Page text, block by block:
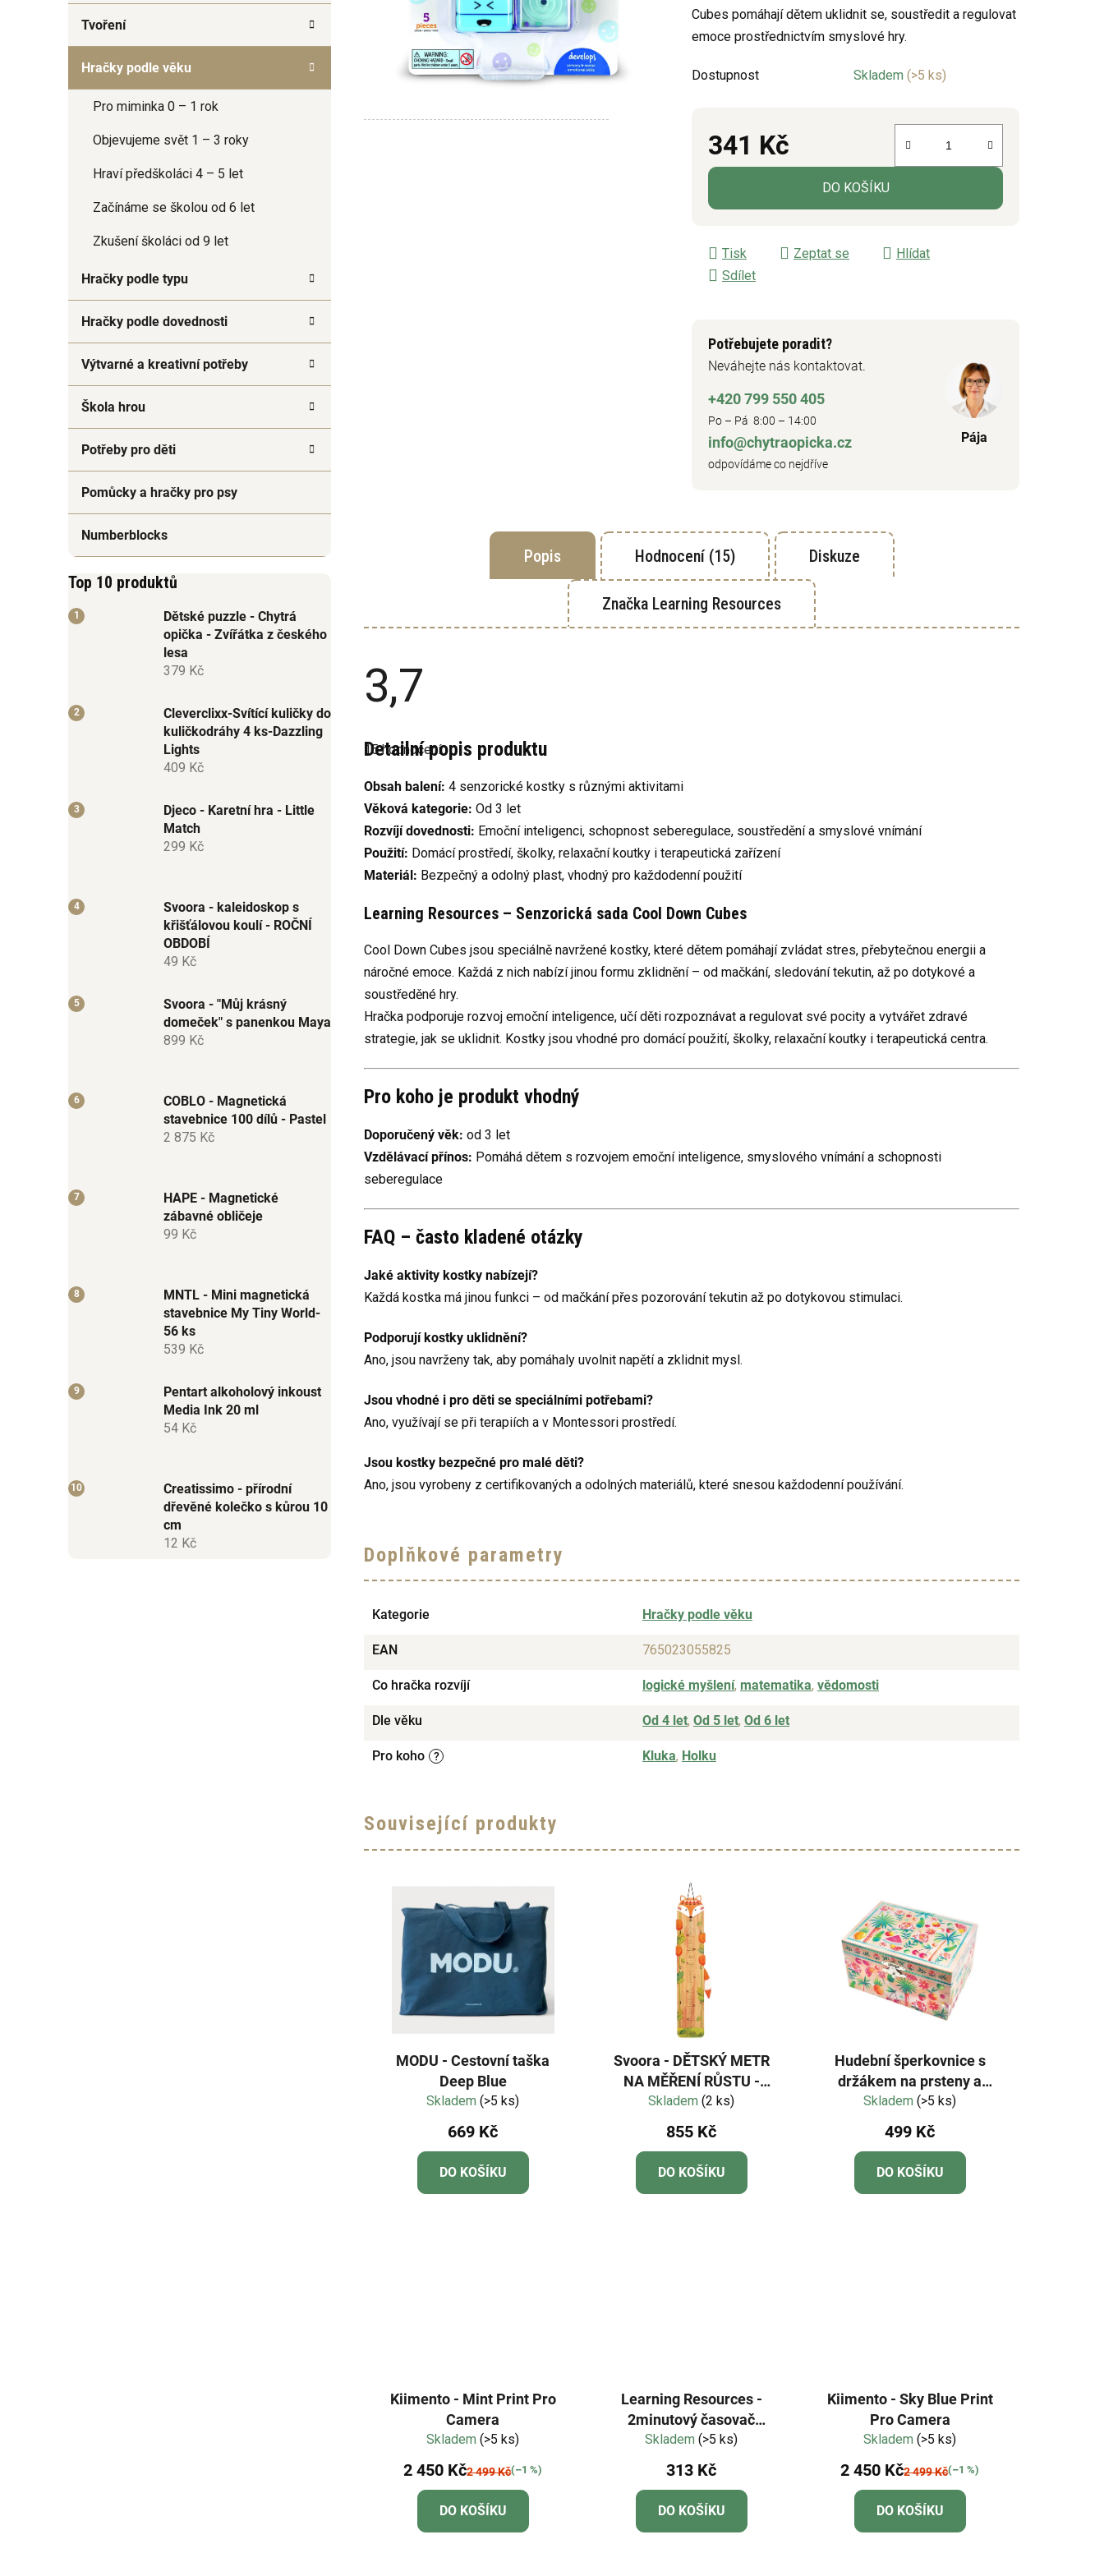
Tvoření
Hračky podle věku
Pro miminka 0 – 1 rok
Objevujeme svět 1 – 3 roky
Hraví předškoláci 4 – 5 let
Začínáme se školou od 6 let
Zkušení školáci od 9 let
Hračky podle typu
Hračky podle dovednosti
Výtvarné a kreativní potřeby
Škola hrou
Potřeby pro děti
Pomůcky a hračky pro psy
Numberblocks
Top 10 produktů
Dětské puzzle - Chytrá
opička - Zvířátka z českého
lesa
379 Kč
Cleverclixx-Svítící kuličky do
kuličkodráhy 4 ks-Dazzling
Lights
409 Kč
Djeco - Karetní hra - Little
Match
299 Kč
Svoora - kaleidoskop s
křišťálovou koulí - ROČNÍ
OBDOBÍ
49 Kč
Svoora - "Můj krásný
domeček" s panenkou Maya
899 Kč
COBLO - Magnetická
stavebnice 100 dílů - Pastel
2 875 Kč
HAPE - Magnetické
zábavné obličeje
99 Kč
MNTL - Mini magnetická
stavebnice My Tiny World-
56 ks
539 Kč
Pentart alkoholový inkoust
Media Ink 20 ml
54 Kč
Creatissimo - přírodní
dřevěné kolečko s kůrou 10
cm
12 Kč
3,7
z
hvězdiček.
Cubes pomáhají dětem uklidnit se, soustředit a regulovat
emoce prostřednictvím smyslové hry.
Dostupnost Skladem (>5 ks)
341 Kč
Měrná cena:
DO KOŠÍKU
Tisk Zeptat se
Hlídat
Sdílet
Potřebujete poradit?
Neváhejte nás kontaktovat.
+420 799 550 405
Po – Pá 8:00 – 14:00
info@chytraopicka.cz
odpovídáme co nejdříve
Pája
Popis Hodnocení (15) Diskuze
Značka Learning Resources
3,7
hodnocení
produktu
3,7
z
5
hvězdiček.
15 hodnocení
Detailní popis produktu
Obsah balení: 4 senzorické kostky s různými aktivitami
Věková kategorie: Od 3 let
Rozvíjí dovednosti: Emoční inteligenci, schopnost seberegulace, soustředění a smyslové vnímání
Použití: Domácí prostředí, školky, relaxační koutky i terapeutická zařízení
Materiál: Bezpečný a odolný plast, vhodný pro každodenní použití
Learning Resources – Senzorická sada Cool Down Cubes
Cool Down Cubes jsou speciálně navržené kostky, které dětem pomáhají zvládat stres, přebytečnou energii a
náročné emoce. Každá z nich nabízí jinou formu zklidnění – od mačkání, sledování tekutin, až po dotykové a
soustředěné hry.
Hračka podporuje rozvoj emoční inteligence, učí děti rozpoznávat a regulovat své pocity a vytvářet zdravé
strategie, jak se uklidnit. Kostky jsou vhodné pro domácí použití, školky, relaxační koutky i terapeutická centra.
Pro koho je produkt vhodný
Doporučený věk: od 3 let
Vzdělávací přínos: Pomáhá dětem s rozvojem emoční inteligence, smyslového vnímání a schopnosti
seberegulace
FAQ – často kladené otázky
Jaké aktivity kostky nabízejí?
Každá kostka má jinou funkci – od mačkání přes pozorování tekutin až po dotykovou stimulaci.
Podporují kostky uklidnění?
Ano, jsou navrženy tak, aby pomáhaly uvolnit napětí a zklidnit mysl.
Jsou vhodné i pro děti se speciálními potřebami?
Ano, využívají se při terapiích a v Montessori prostředí.
Jsou kostky bezpečné pro malé děti?
Ano, jsou vyrobeny z certifikovaných a odolných materiálů, které snesou každodenní používání.
Doplňkové parametry
Kategorie Hračky podle věku
EAN 765023055825
Co hračka rozvíjí logické myšlení, matematika, vědomosti
Dle věku Od 4 let, Od 5 let, Od 6 let
?
Pro koho Kluka, Holku
Související produkty
MODU - Cestovní taška
Deep Blue
Skladem(>5 ks)
669 Kč
DO KOŠÍKU
Svoora - DĚTSKÝ METR
NA MĚŘENÍ RŮSTU -
LIŠKA
Skladem(2 ks)
855 Kč
DO KOŠÍKU
Hudební šperkovnice s
držákem na prsteny a
širokým zrcadlem Léto
Skladem(>5 ks)
499 Kč
DO KOŠÍKU
Kiimento - Mint Print Pro
Camera
Skladem(>5 ks)
2 450 Kč2 499 Kč(–1 %)
DO KOŠÍKU
Learning Resources -
2minutový časovač
čištění zubů
Skladem(>5 ks)
313 Kč
DO KOŠÍKU
Kiimento - Sky Blue Print
Pro Camera
Skladem(>5 ks)
2 450 Kč2 499 Kč(–1 %)
DO KOŠÍKU